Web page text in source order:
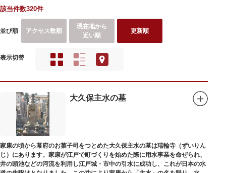
該当件数320件
並び順 アクセス数順
現在地から
近い順
更新順
表示切替
大久保主水の墓
家康の頃から幕府のお菓子司をつとめた大久保主水の墓は瑞輪寺（ずいりん
じ）にあります。家康が江戸で町づくりを始めた際に用水事業を命ぜられ、
井の頭池などの河流を利用し江戸城・市中の引水に成功し、これが日本の水